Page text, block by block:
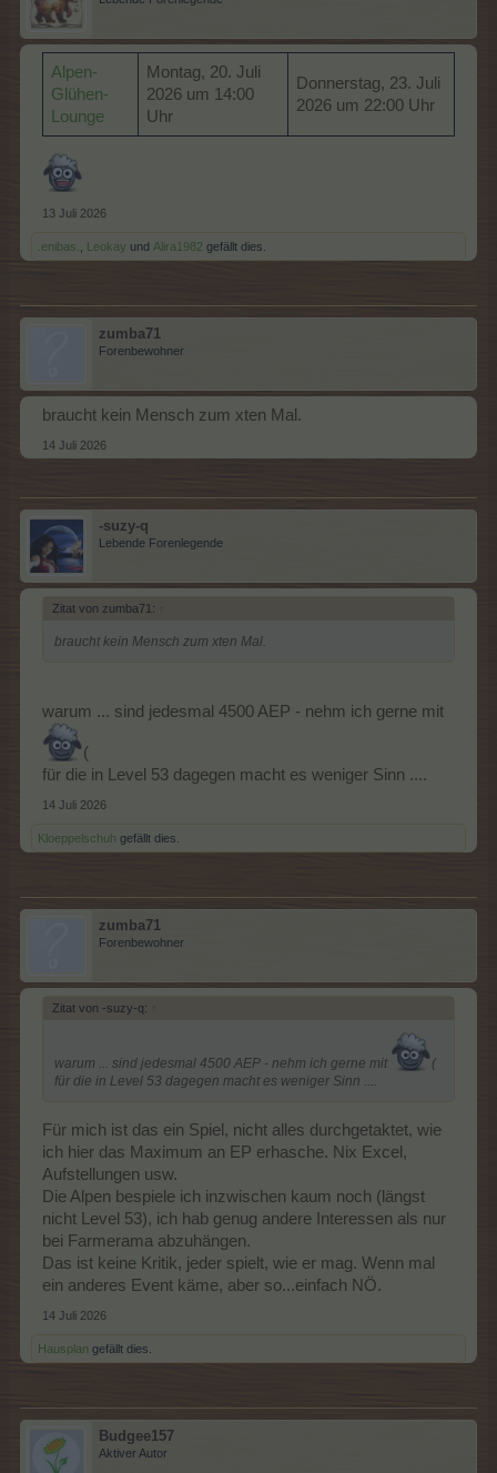
Goldene Bananen
Parfüm Deluxe
Sticker-Kleber 2
Stern
Glänzendes Baumpfleger-Abzeichen
Glänzendes Gartenbau-Abzeichen
Alpen-
Glühen-
Lounge
Montag, 20. Juli
2026 um 14:00
Uhr
Donnerstag, 23. Juli
2026 um 22:00 Uhr
13 Juli 2026
.enibas. Leokay und Alira1982 gefällt dies.
zumba71
Forenbewohner
braucht kein Mensch zum xten Mal.
14 Juli 2026
-suzy-q
Lebende Forenlegende
Zitat von zumba71: ↑
braucht kein Mensch zum xten Mal.
warum ... sind jedesmal 4500 AEP - nehm ich gerne mit
(
für die in Level 53 dagegen macht es weniger Sinn ....
14 Juli 2026
Kloeppelschuh gefällt dies.
zumba71
Forenbewohner
Zitat von -suzy-q: ↑
warum ... sind jedesmal 4500 AEP - nehm ich gerne mit
(
für die in Level 53 dagegen macht es weniger Sinn ....
Für mich ist das ein Spiel, nicht alles durchgetaktet, wie
ich hier das Maximum an EP erhasche. Nix Excel,
Aufstellungen usw.
Die Alpen bespiele ich inzwischen kaum noch (längst
nicht Level 53), ich hab genug andere Interessen als nur
bei Farmerama abzuhängen.
Das ist keine Kritik, jeder spielt, wie er mag. Wenn mal
ein anderes Event käme, aber so...einfach NÖ.
14 Juli 2026
Hausplan gefällt dies.
Budgee157
Aktiver Autor